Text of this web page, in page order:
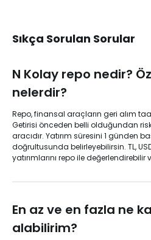
Sıkça Sorulan Sorular
N Kolay repo nedir?
nelerdir?
Repo, finansal araçların geri alım
Getirisi önceden belli olduğundan
aracıdır. Yatırım süresini 1 günden
doğrultusunda belirleyebilirsin. TL,
yatırımlarını repo ile
En az ve en fazla ne
alabilirim?